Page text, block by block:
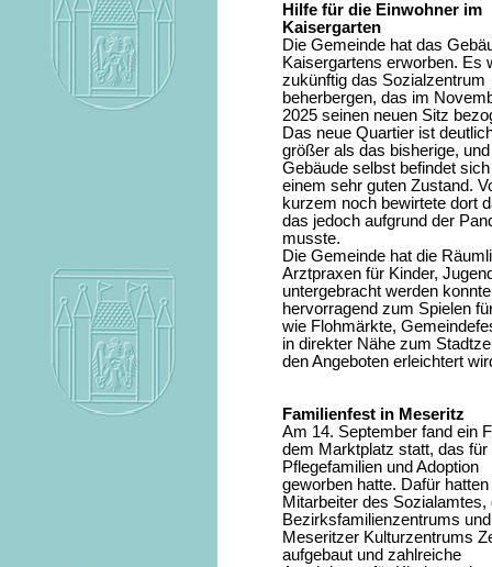
Hilfe für die Einwohner im
Kaisergarten
Die Gemeinde hat das
Kaisergartens erworben. Es
zukünftig das Sozialzentrum
beherbergen, das im
2025 seinen neuen Sitz
Das neue Quartier ist
größer als das bisherige,
Gebäude selbst befindet
einem sehr guten Zustand.
kurzem noch bewirtete dort
das jedoch aufgrund der
musste.
Die Gemeinde hat die
Arztpraxen für Kinder,
untergebracht werden
hervorragend zum Spielen
wie Flohmärkte,
in direkter Nähe zum
den Angeboten erleichtert
Familienfest in Meseritz
Am 14. September fand ein
dem Marktplatz statt, das für
Pflegefamilien und Adoption
geworben hatte. Dafür hatten
Mitarbeiter des Sozialamtes,
Bezirksfamilienzentrums
Meseritzer Kulturzentrums
aufgebaut und zahlreiche